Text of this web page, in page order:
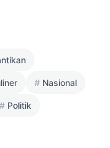
Nasional
Politik